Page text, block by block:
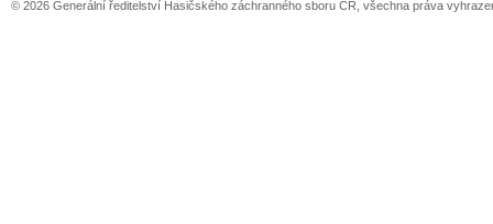
© 2026 Generální ředitelství Hasičského záchranného sboru ČR, všechna práva